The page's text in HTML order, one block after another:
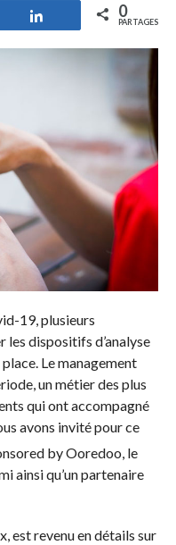
Partagez 0
PARTAGES
19, plusieurs
dispositifs d’analyse
Le management
un métier des plus
qui ont accompagné
avons invité pour ce
by Ooredoo, le
ainsi qu’un partenaire
est revenu en détails sur